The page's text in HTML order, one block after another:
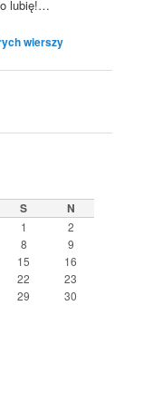
lubię!…
wierszy
S N
1
2
8
9
15
16
22
23
29
30